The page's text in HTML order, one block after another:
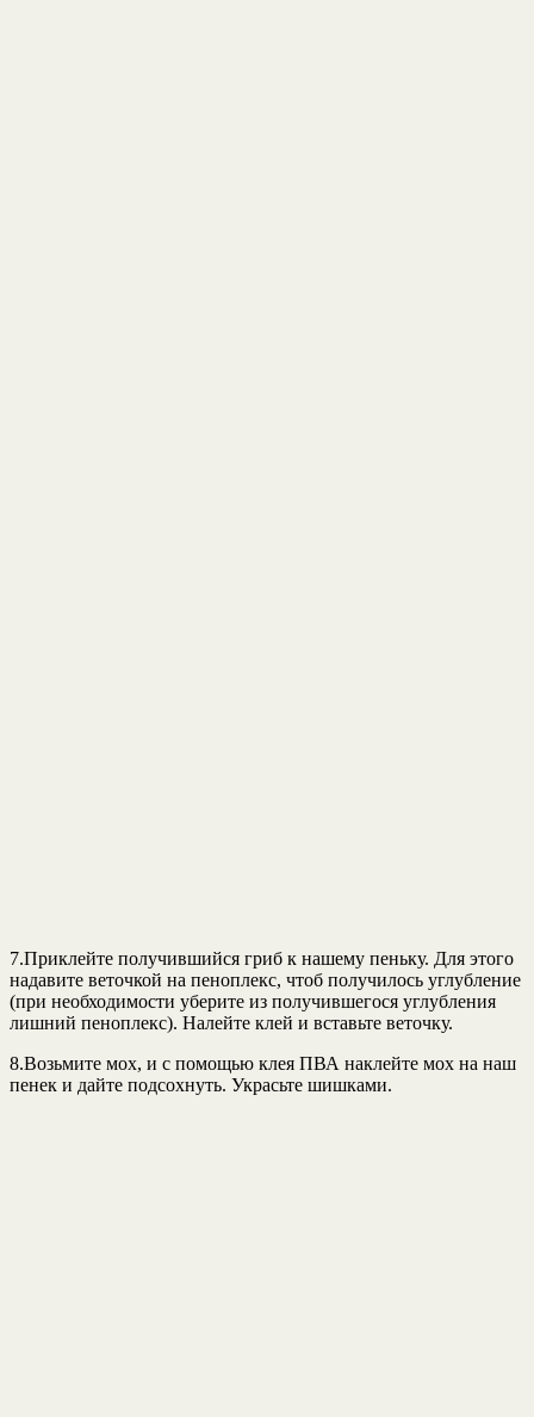
7.Приклейте получившийся гриб к нашему пеньку. Для этого
надавите веточкой на пеноплекс, чтоб получилось углубление
(при необходимости уберите из получившегося углубления
лишний пеноплекс). Налейте клей и вставьте веточку.
8.Возьмите мох, и с помощью клея ПВА наклейте мох на наш
пенек и дайте подсохнуть. Украсьте шишками.